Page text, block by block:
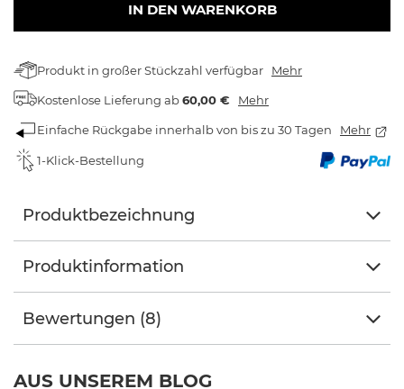
IN DEN WARENKORB
Produkt in großer Stückzahl verfügbar Mehr
Kostenlose Lieferung ab60,00 € Mehr
Einfache Rückgabe innerhalb von bis zu 30 Tagen Mehr
1-Klick-Bestellung
Produktbezeichnung
Produktinformation
Bewertungen (8)
AUS UNSEREM BLOG